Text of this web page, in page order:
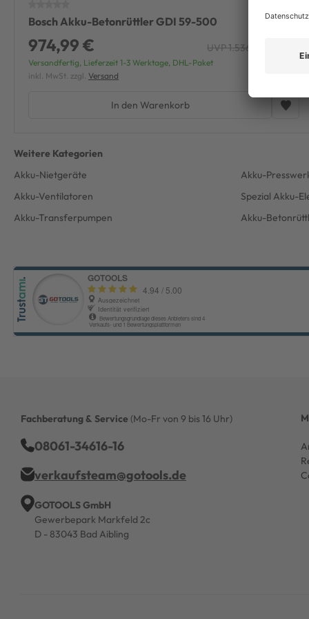
Bosch Akku-Betonrüttler GDI 59-500
974,99 € UVP 1.536,29 €
Versandfertig, Lieferzeit 1-3 Werktage, DHL-Paket
inkl. MwSt. zzgl. Versand
In den Warenkorb
Akku-Nietgeräte
Akku-
Akku-Ventilatoren
Spezial Akku-
Akku-Transferpumpen
Akku-
Fachberatung & Service (Mo-Fr von 9 bis 16 Uhr)
08061-34616-16
verkaufsteam@gotools.de
GOTOOLS GmbH
Gewerbepark Markfeld 2c
D - 83043 Bad Aibling